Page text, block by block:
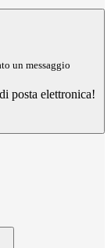
un messaggio
posta elettronica!